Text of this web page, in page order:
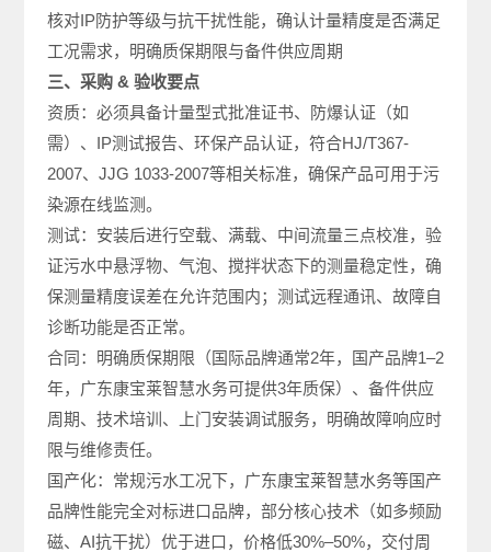
核对IP防护等级与抗干扰性能，确认计量精度是否满足
工况需求，明确质保期限与备件供应周期
三、采购 & 验收要点
资质：必须具备计量型式批准证书、防爆认证（如
需）、IP测试报告、环保产品认证，符合HJ/T367-
2007、JJG 1033-2007等相关标准，确保产品可用于污
染源在线监测。
测试：安装后进行空载、满载、中间流量三点校准，验
证污水中悬浮物、气泡、搅拌状态下的测量稳定性，确
保测量精度误差在允许范围内；测试远程通讯、故障自
诊断功能是否正常。
合同：明确质保期限（国际品牌通常2年，国产品牌1–2
年，广东康宝莱智慧水务可提供3年质保）、备件供应
周期、技术培训、上门安装调试服务，明确故障响应时
限与维修责任。
国产化：常规污水工况下，广东康宝莱智慧水务等国产
品牌性能完全对标进口品牌，部分核心技术（如多频励
磁、AI抗干扰）优于进口，价格低30%–50%，交付周